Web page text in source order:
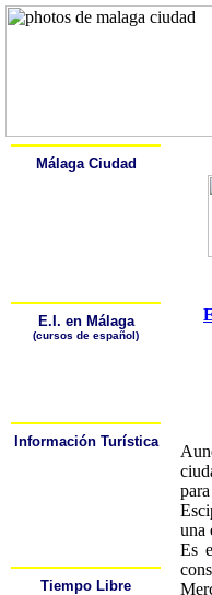
una
Es
Málaga Ciudad
E.I. en Málaga
(cursos de español)
Información Turística
Tiempo Libre